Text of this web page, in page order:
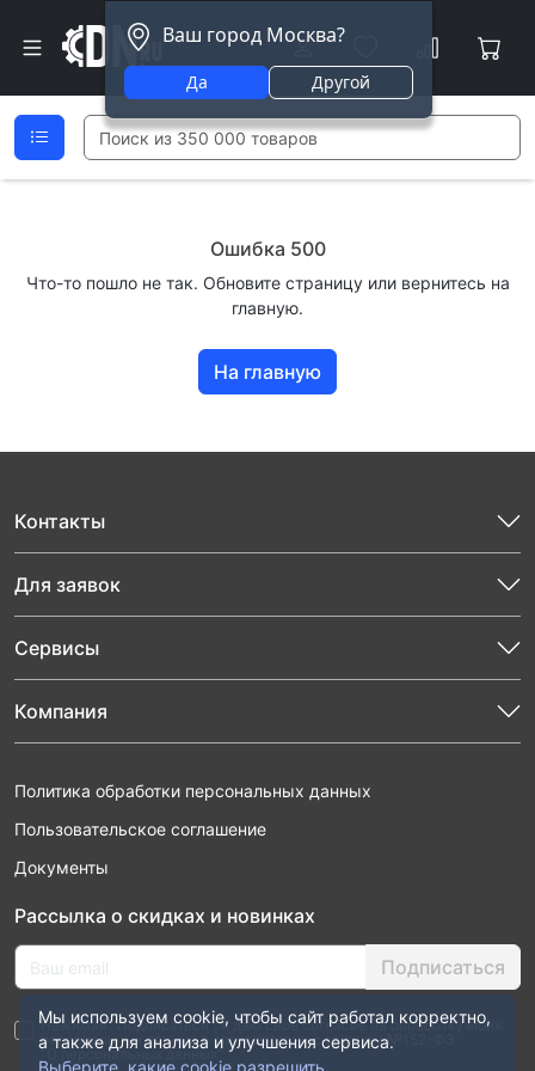
Ваш город Москва?
Да Другой
Ошибка 500
Что-то пошло не так. Обновите страницу или вернитесь на
главную.
На главную
Контакты
Для заявок
Сервисы
Компания
Политика обработки персональных данных
Пользовательское соглашение
Документы
Рассылка о скидках и новинках
Подписаться
Нажимая “Подписаться”, я даю свое согласие на обработку моих
персональных данных в соответствии с законом №152-ФЗ
“О персональных данных”
Мы используем cookie, чтобы сайт работал корректно,
а также для анализа и улучшения сервиса.
Выберите, какие cookie разрешить